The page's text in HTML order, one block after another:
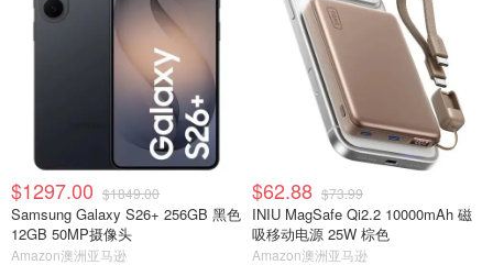
$1297.00 $1849.00
Samsung Galaxy S26+ 256GB 黑色
12GB 50MP摄像头
Amazon澳洲亚马逊
$62.88 $73.99
INIU MagSafe Qi2.2 10000mAh 磁
吸移动电源 25W 棕色
Amazon澳洲亚马逊